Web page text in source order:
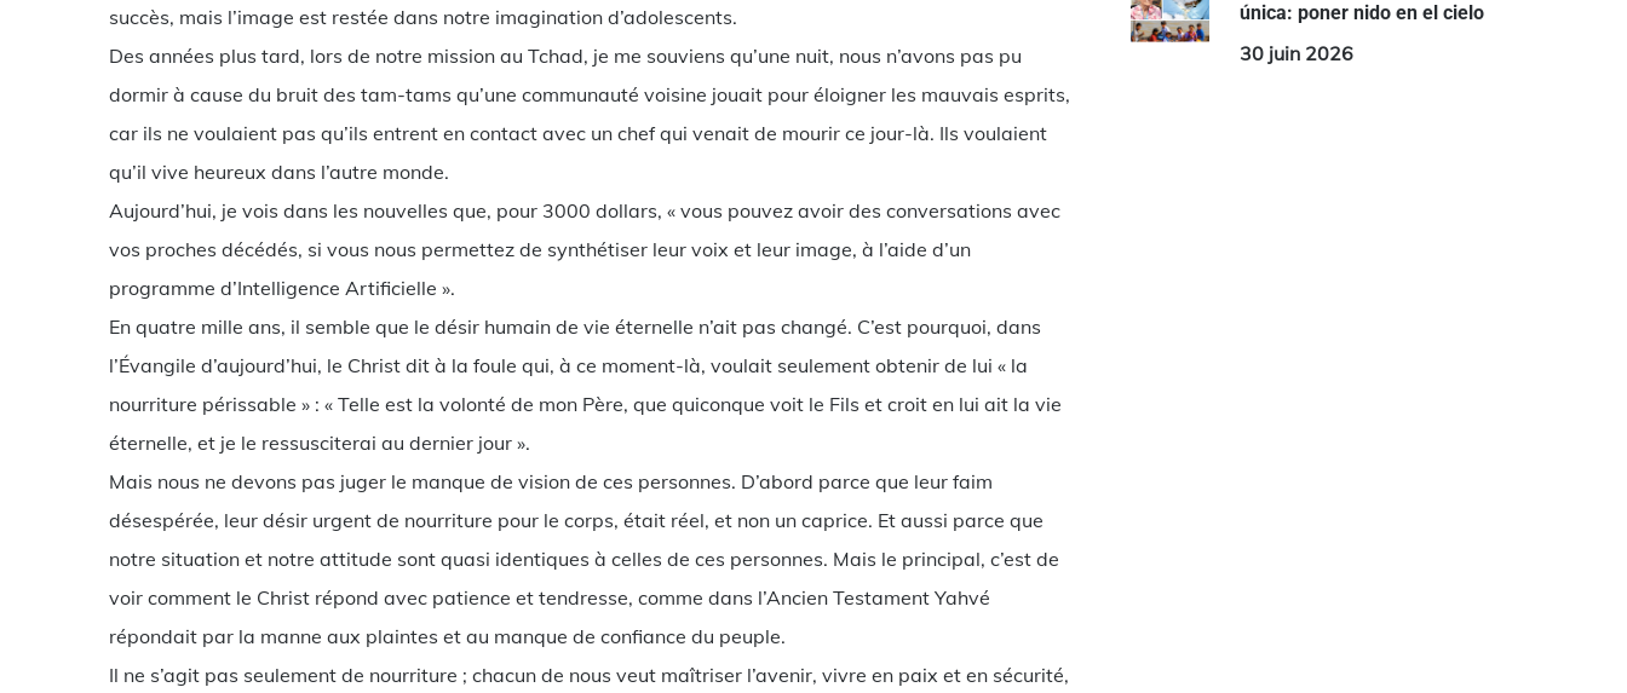
succès, mais l’image est restée dans notre imagination d’adolescents.
Des années plus tard, lors de notre mission au Tchad, je me souviens qu’une nuit, nous n’avons pas pu
dormir à cause du bruit des tam-tams qu’une communauté voisine jouait pour éloigner les mauvais esprits,
car ils ne voulaient pas qu’ils entrent en contact avec un chef qui venait de mourir ce jour-là. Ils voulaient
qu’il vive heureux dans l’autre monde.
Aujourd’hui, je vois dans les nouvelles que, pour 3000 dollars, « vous pouvez avoir des conversations avec
vos proches décédés, si vous nous permettez de synthétiser leur voix et leur image, à l’aide d’un
programme d’Intelligence Artificielle ».
En quatre mille ans, il semble que le désir humain de vie éternelle n’ait pas changé. C’est pourquoi, dans
l’Évangile d’aujourd’hui, le Christ dit à la foule qui, à ce moment-là, voulait seulement obtenir de lui « la
nourriture périssable » : « Telle est la volonté de mon Père, que quiconque voit le Fils et croit en lui ait la vie
éternelle, et je le ressusciterai au dernier jour ».
Mais nous ne devons pas juger le manque de vision de ces personnes. D’abord parce que leur faim
désespérée, leur désir urgent de nourriture pour le corps, était réel, et non un caprice. Et aussi parce que
notre situation et notre attitude sont quasi identiques à celles de ces personnes. Mais le principal, c’est de
voir comment le Christ répond avec patience et tendresse, comme dans l’Ancien Testament Yahvé
répondait par la manne aux plaintes et au manque de confiance du peuple.
Il ne s’agit pas seulement de nourriture ; chacun de nous veut maîtriser l’avenir, vivre en paix et en sécurité,
única: poner nido en el cielo
30 juin 2026